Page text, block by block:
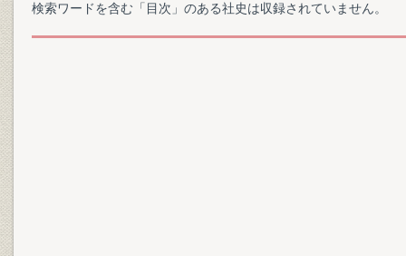
検索ワードを含む「目次」のある社史は収録されていません。